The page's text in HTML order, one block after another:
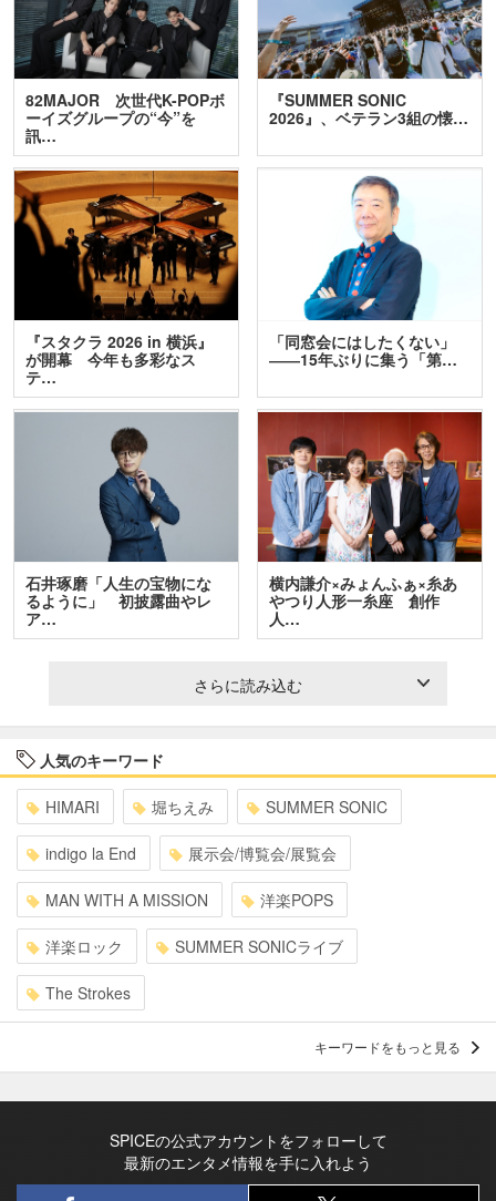
82MAJOR 次世代K-POPボ
ーイズグループの“今”を
訊…
『SUMMER SONIC
2026』、ベテラン3組の懐…
『スタクラ 2026 in 横浜』
が開幕 今年も多彩なス
テ…
「同窓会にはしたくない」
――15年ぶりに集う「第…
石井琢磨「人生の宝物にな
るように」 初披露曲やレ
ア…
横内謙介×みょんふぁ×糸あ
やつり人形一糸座 創作
人…
さらに読み込む
人気のキーワード
HIMARI 堀ちえみ SUMMER SONIC
indigo la End 展示会/博覧会/展覧会
MAN WITH A MISSION 洋楽POPS
洋楽ロック SUMMER SONICライブ
The Strokes
キーワードをもっと見る
SPICEの公式アカウントをフォローして
最新のエンタメ情報を手に入れよう